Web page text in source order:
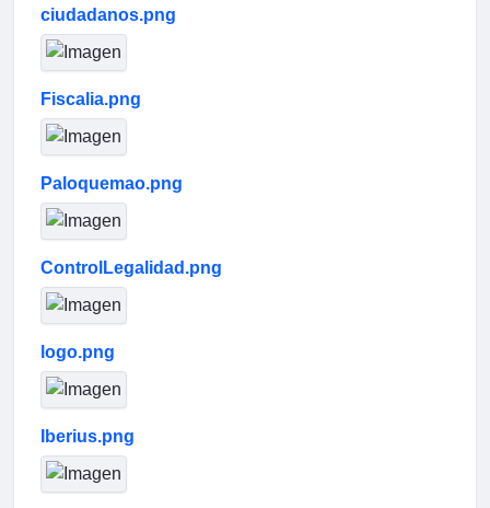
ciudadanos.png
Fiscalia.png
Paloquemao.png
ControlLegalidad.png
logo.png
Iberius.png